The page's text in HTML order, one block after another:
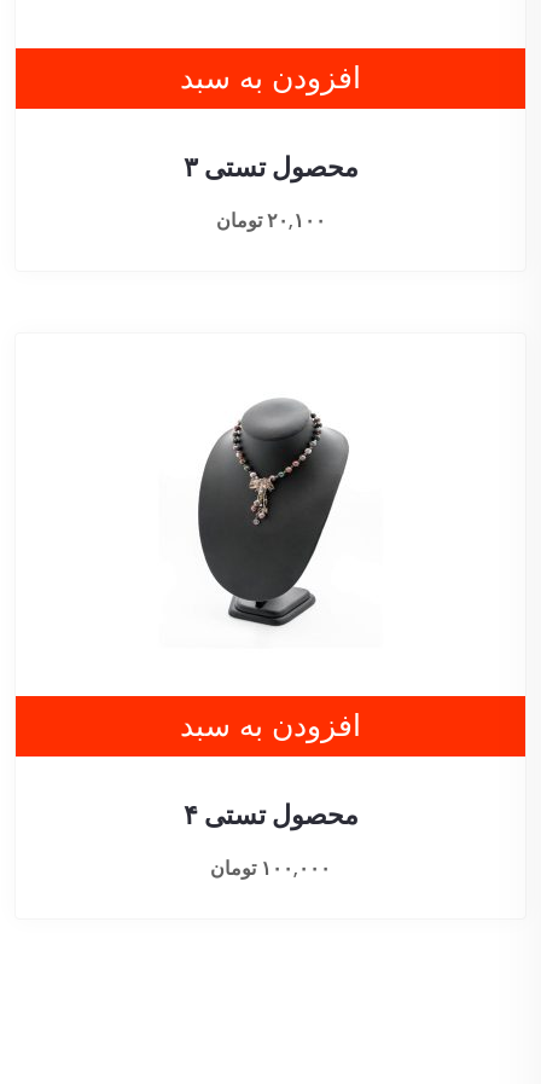
افزودن به سبد
محصول تستی ۳
۲۰,۱۰۰ تومان
افزودن به سبد
محصول تستی ۴
۱۰۰,۰۰۰ تومان